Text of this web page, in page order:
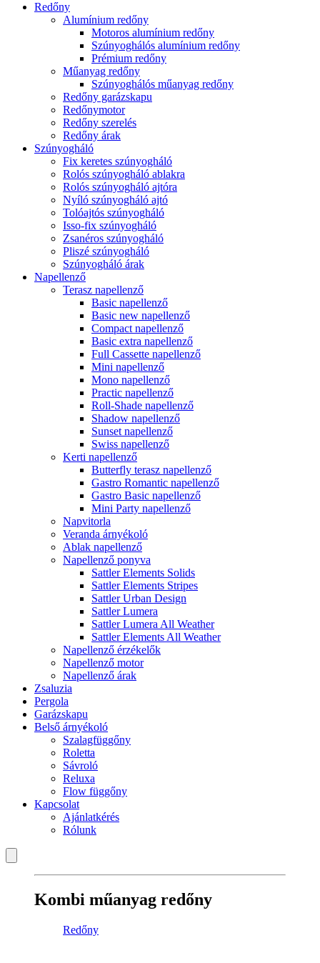
Redőny
Alumínium redőny
Motoros alumínium redőny
Szúnyoghálós alumínium redőny
Prémium redőny
Műanyag redőny
Szúnyoghálós műanyag redőny
Redőny garázskapu
Redőnymotor
Redőny szerelés
Redőny árak
Szúnyogháló
Fix keretes szúnyogháló
Rolós szúnyogháló ablakra
Rolós szúnyogháló ajtóra
Nyíló szúnyogháló ajtó
Tolóajtós szúnyogháló
Isso-fix szúnyogháló
Zsanéros szúnyogháló
Pliszé szúnyogháló
Szúnyogháló árak
Napellenző
Terasz napellenző
Basic napellenző
Basic new napellenző
Compact napellenző
Basic extra napellenző
Full Cassette napellenző
Mini napellenző
Mono napellenző
Practic napellenző
Roll-Shade napellenző
Shadow napellenző
Sunset napellenző
Swiss napellenző
Kerti napellenző
Butterfly terasz napellenző
Gastro Romantic napellenző
Gastro Basic napellenző
Mini Party napellenző
Napvitorla
Veranda árnyékoló
Ablak napellenző
Napellenző ponyva
Sattler Elements Solids
Sattler Elements Stripes
Sattler Urban Design
Sattler Lumera
Sattler Lumera All Weather
Sattler Elements All Weather
Napellenző érzékelők
Napellenző motor
Napellenző árak
Zsaluzia
Pergola
Garázskapu
Belső árnyékoló
Szalagfüggőny
Roletta
Sávroló
Reluxa
Flow függőny
Kapcsolat
Ajánlatkérés
Rólunk
Kombi műanyag redőny
Redőny